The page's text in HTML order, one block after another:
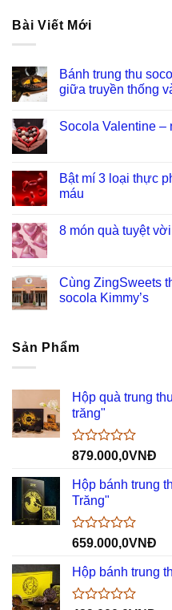
Bài Viết Mới
Bánh trung thu
giữa truyền thống
Socola Valentine –
Bật mí 3 loại thực
máu
8 món quà tuyệt
Cùng ZingSweets
socola Kimmy’s
Sản Phẩm
Hộp quà trung
trăng"
Được
hạng
0
5
sao
879.000,0VNĐ
Hộp bánh trung
Trăng"
Được
hạng
0
5
659.000,0VNĐ
Hộp bánh trung